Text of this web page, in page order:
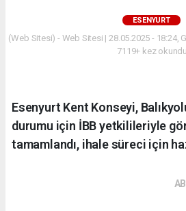
ESENYURT
(Web Sitesi) - Web Sitesi | 28.05.2025 - 18:24,
7119+ kez okundu.
Esenyurt Kent Konseyi,
durumu için İBB yetkilileriyle
tamamlandı, ihale süreci için